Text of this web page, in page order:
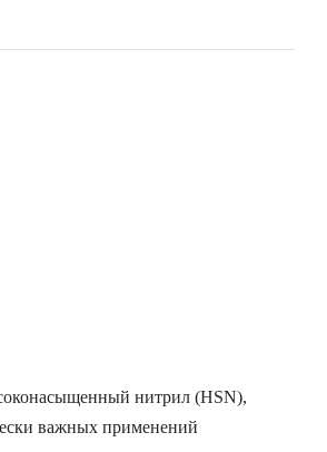
нитрил (HSN),
важных применений